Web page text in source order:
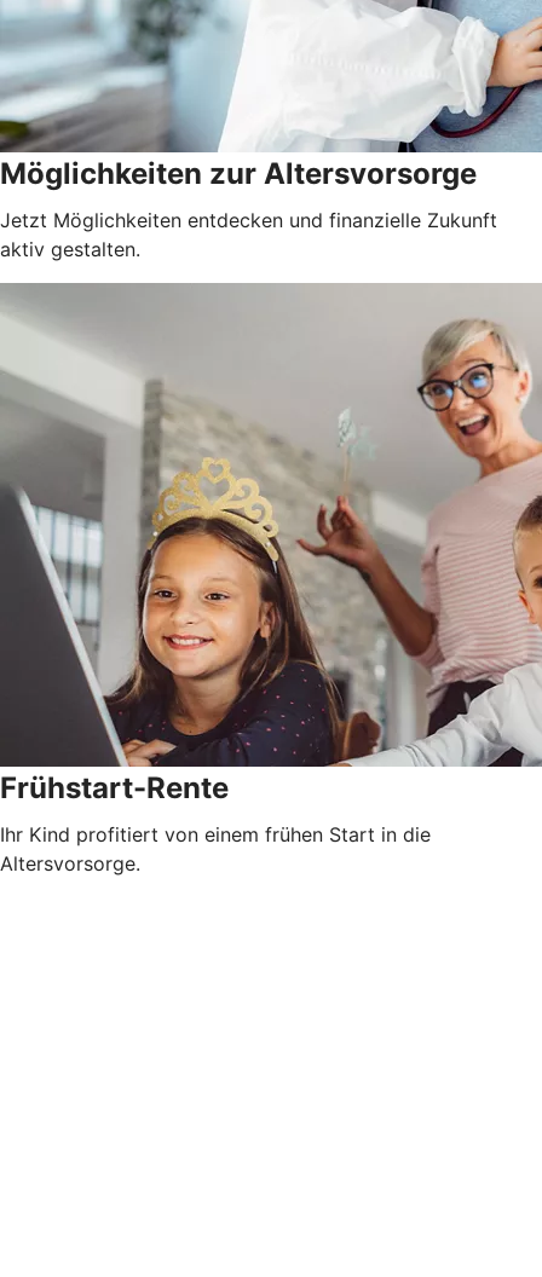
Möglichkeiten zur Altersvorsorge
Jetzt Möglichkeiten entdecken und finanzielle Zukunft
aktiv gestalten.
Frühstart-Rente
Ihr Kind profitiert von einem frühen Start in die
Altersvorsorge.